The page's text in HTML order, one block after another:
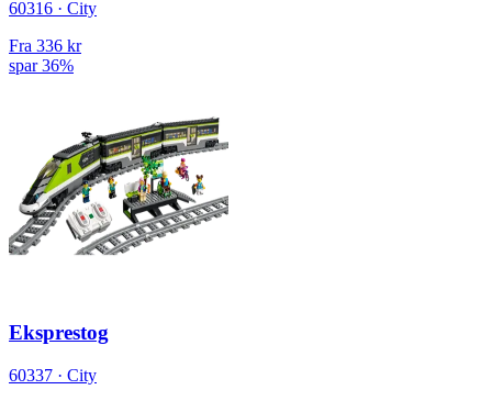
60316 · City
Fra 336 kr
spar 36%
Eksprestog
60337 · City